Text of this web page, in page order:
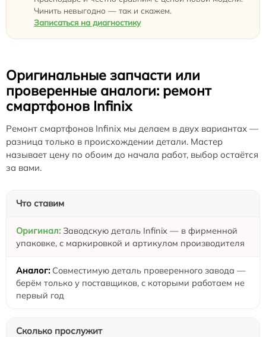
Чинить невыгодно — так и скажем.
Записаться на диагностику
Оригинальные запчасти или
проверенные аналоги: ремонт
смартфонов Infinix
Ремонт смартфонов Infinix мы делаем в двух вариантах —
разница только в происхождении детали. Мастер
называет цену по обоим до начала работ, выбор остаётся
за вами.
Что ставим
Заводскую деталь Infinix — в фирменной
упаковке, с маркировкой и артикулом производителя
Совместимую деталь проверенного завода —
берём только у поставщиков, с которыми работаем не
первый год
Сколько прослужит